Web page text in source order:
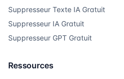
Suppresseur Texte IA Gratuit
Suppresseur IA Gratuit
Suppresseur GPT Gratuit
Ressources